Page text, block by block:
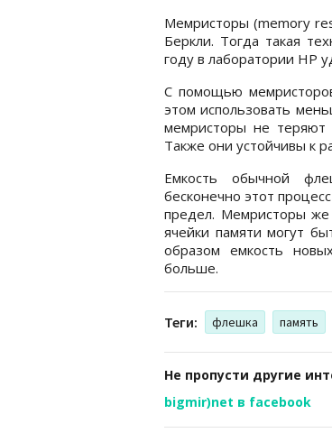
Мемристоры (memory
Беркли. Тогда такая
году в лаборатории HP
С помощью
этом использовать
мемристоры не
Также они устойчивы к
Емкость обычной
бесконечно этот
предел. Мемристоры же
ячейки памяти могут
образом емкость
больше.
Теги: флешка память
Не пропусти другие
bigmir)net в facebook